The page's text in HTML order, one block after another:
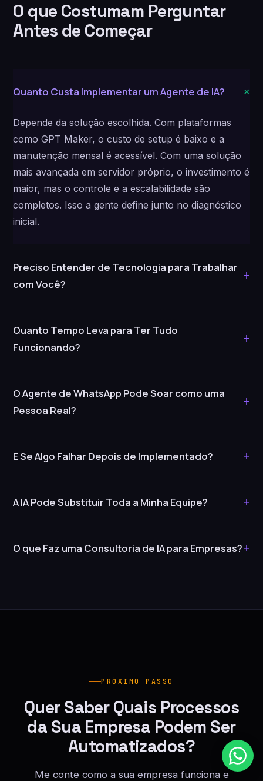
O que Costumam Perguntar
Antes de Começar
Quanto Custa Implementar um Agente de IA? +
Depende da solução escolhida. Com plataformas
como GPT Maker, o custo de setup é baixo e a
manutenção mensal é acessível. Com uma solução
mais avançada em servidor próprio, o investimento é
maior, mas o controle e a escalabilidade são
completos. Isso a gente define junto no diagnóstico
inicial.
Preciso Entender de Tecnologia para Trabalhar
com Você?
+
Quanto Tempo Leva para Ter Tudo
Funcionando?
+
O Agente de WhatsApp Pode Soar como uma
Pessoa Real?
+
E Se Algo Falhar Depois de Implementado? +
A IA Pode Substituir Toda a Minha Equipe? +
O que Faz uma Consultoria de IA para Empresas?+
PRÓXIMO PASSO
Quer Saber Quais Processos
da Sua Empresa Podem Ser
Automatizados?
Me conte como a sua empresa funciona e